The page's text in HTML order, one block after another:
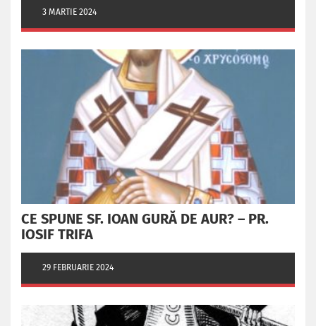
3 MARTIE 2024
CE SPUNE SF. IOAN GURĂ DE AUR? – PR.
IOSIF TRIFA
29 FEBRUARIE 2024